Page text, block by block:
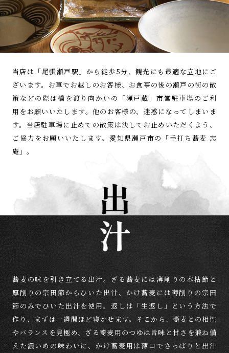
当店は「尾張瀬戸駅」から徒歩5分、観光にも最適な立地にご
ざいます。 お車でお越しのお客様、お食事の後の瀬戸の街の散
策などの際は橋を渡り 向かいの「瀬戸蔵」市営駐車場の ご利
用をお願いいたします。他のお客様の、 迷惑になってしまいま
す。当店駐車場に止めての散策は決してお止めいただくよう、
ご協力をお願いいたします。 愛知県瀬戸市の「手打ち蕎麦 志
庵」。
蕎麦の味を引き立てる出汁。 ざる蕎麦には薄削りの本枯節と
厚削りの宗田節からひいた出汁、かけ蕎麦には薄削りの宗田
節のみでひいた出汁を使用。 返しは「生返し」という方法で
作り、
まずは一週間ほど寝かせます。 そこから、蕎麦との相性
やバランスを見極め、ざる蕎麦用のつゆは旨味と甘さを兼ね備
えた濃いめの味わいに、かけ蕎麦用は薄口でさっぱりと出汁